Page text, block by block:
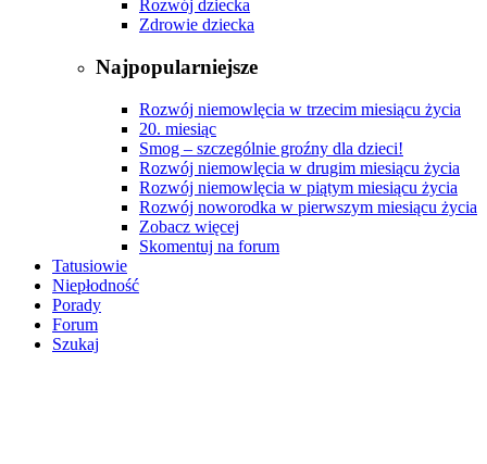
Rozwój dziecka
Zdrowie dziecka
Najpopularniejsze
Rozwój niemowlęcia w trzecim miesiącu życia
20. miesiąc
Smog – szczególnie groźny dla dzieci!
Rozwój niemowlęcia w drugim miesiącu życia
Rozwój niemowlęcia w piątym miesiącu życia
Rozwój noworodka w pierwszym miesiącu życia
Zobacz więcej
Skomentuj na forum
Tatusiowie
Niepłodność
Porady
Forum
Szukaj